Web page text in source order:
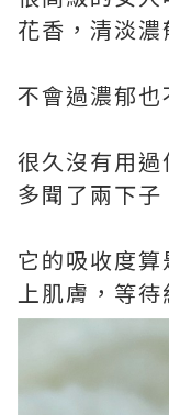
花香，清淡濃
不會過濃郁也
很久沒有用
多聞了兩下子
它的吸收度
上肌膚，等待